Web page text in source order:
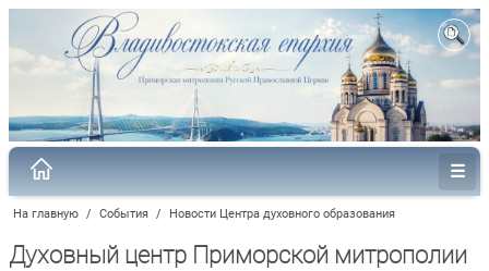
На главную / События / Новости Центра духовного образования
Духовный центр Приморской митрополии